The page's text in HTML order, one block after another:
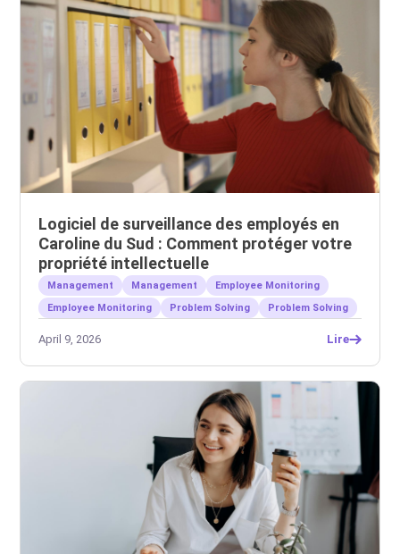
Logiciel de surveillance des employés en
Caroline du Sud : Comment protéger votre
propriété intellectuelle
Management Management
Employee Monitoring
Employee Monitoring
Problem Solving Problem Solving
April 9, 2026 Lire